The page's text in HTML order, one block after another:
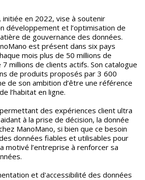
développement et l’optimisation de
de gouvernance des données.
est présent dans six pays
mois plus de 50 millions de
millions de clients actifs. Son catalogue
de produits proposés par 3 600
de son ambition d’être une référence
l’habitat en ligne.
des expériences client ultra
à la prise de décision, la donnée
ManoMano, si bien que ce besoin
données fiables et utilisables pour
motivé l’entreprise à renforcer sa
et d'accessibilité des données